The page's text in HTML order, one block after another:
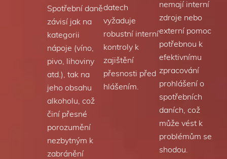
Spotřební daně
závisí jak na
kategorii
nápoje (víno,
pivo, lihoviny
atd.), tak na
jeho obsahu
alkoholu, což
činí přesné
porozumění
nezbytným k
zabránění
datech
vyžaduje
robustní interní
kontroly k
zajištění
přesnosti před
hlášením.
nemají interní
zdroje nebo
externí pomoc
potřebnou k
efektivnímu
zpracování
prohlášení o
spotřebních
daních, což
může vést k
problémům se
shodou.